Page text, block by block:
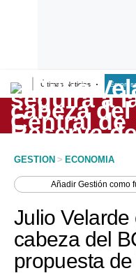
Últimas Noticias
Lo último
Peru Quiosco
Economía
Mercados
GESTION > ECONOMIA
AñadirGestión como
Julio
cabeza del
propuesta